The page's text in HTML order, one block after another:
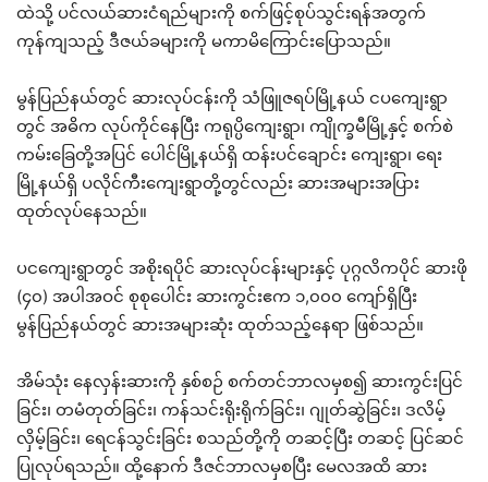
ထဲသို့ ပင်လယ်ဆားငံရည်များကို စက်ဖြင့်စုပ်သွင်းရန်အတွက်
ကုန်ကျသည့် ဒီဇယ်ခများကို မကာမိကြောင်းပြောသည်။
မွန်ပြည်နယ်တွင် ဆားလုပ်ငန်းကို သံဖြူဇရပ်မြို့နယ် ငပကျေးရွာ
တွင် အဓိက လုပ်ကိုင်နေပြီး ကရုပ္ပိကျေးရွာ၊ ကျိုက္ခမီမြို့နှင့် စက်စဲ
ကမ်းခြေတို့အပြင် ပေါင်မြို့နယ်ရှိ ထန်းပင်ချောင်း ကျေးရွာ၊ ရေး
မြို့နယ်ရှိ ပလိုင်ကီးကျေးရွာတို့တွင်လည်း ဆားအများအပြား
ထုတ်လုပ်နေသည်။
ပငကျေးရွာတွင် အစိုးရပိုင် ဆားလုပ်ငန်းများနှင့် ပုဂ္ဂလိကပိုင် ဆားဖို
(၄၀) အပါအဝင် စုစုပေါင်း ဆားကွင်းဧက ၁,၀၀၀ ကျော်ရှိပြီး
မွန်ပြည်နယ်တွင် ဆားအများဆုံး ထုတ်သည့်နေရာ ဖြစ်သည်။
အိမ်သုံး နေလှန်းဆားကို နှစ်စဉ် စက်တင်ဘာလမှစ၍ ဆားကွင်းပြင်
ခြင်း၊ တမံတုတ်ခြင်း၊ ကန်သင်းရိုးရိုက်ခြင်း၊ ဂျုတ်ဆွဲခြင်း၊ ဒလိမ့်
လှိမ့်ခြင်း၊ ရေငန်သွင်းခြင်း စသည်တို့ကို တဆင့်ပြီး တဆင့် ပြင်ဆင်
ပြုလုပ်ရသည်။ ထို့နောက် ဒီဇင်ဘာလမှစပြီး မေလအထိ ဆား